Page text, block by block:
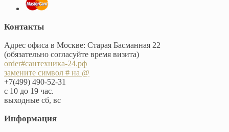
Контакты
Адрес офиса в Москве: Старая Басманная 22
(обязательно согласуйте время визита)
order#сантехника-24.рф
замените символ # на @
+7(499) 490-52-31
с 10 до 19 час.
выходные сб, вс
Информация